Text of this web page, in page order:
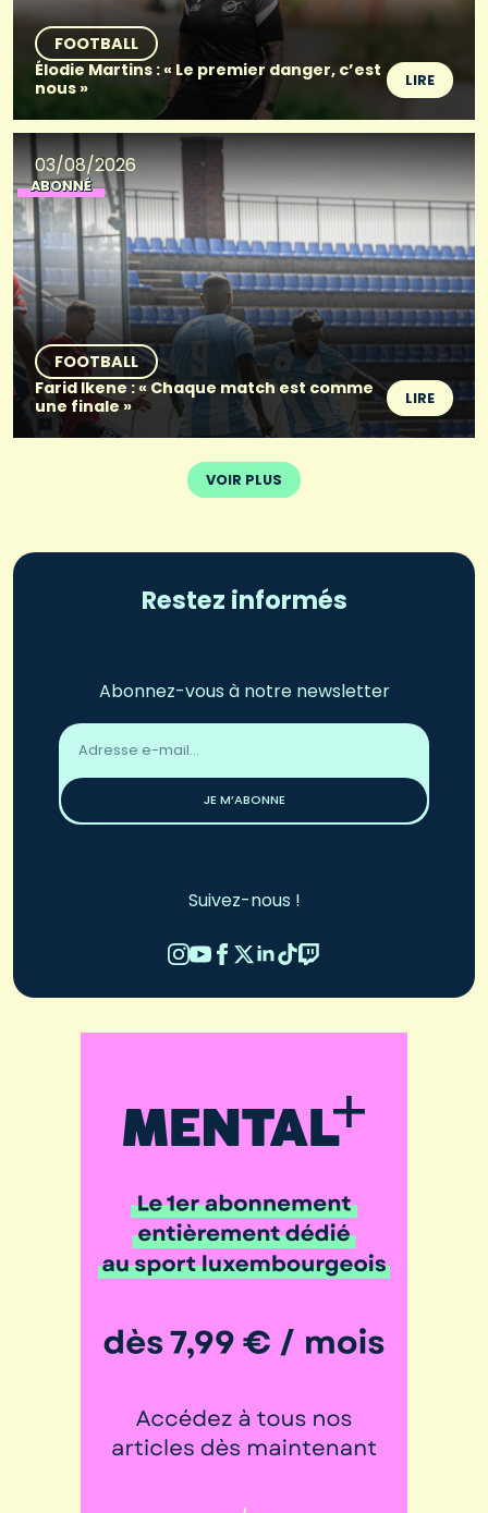
FOOTBALL
Élodie Martins : « Le premier danger, c’est
nous »
LIRE
03/08/2026
ABONNÉ
FOOTBALL
Farid Ikene : « Chaque match est comme
une finale »
LIRE
VOIR PLUS
Restez informés
Abonnez-vous à notre newsletter
Adresse
email
JE M’ABONNE
Suivez-nous !